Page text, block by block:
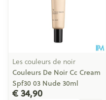
Les couleurs de noir
Couleurs De Noir Cc Cream
Spf30 03 Nude 30ml
€ 34,90